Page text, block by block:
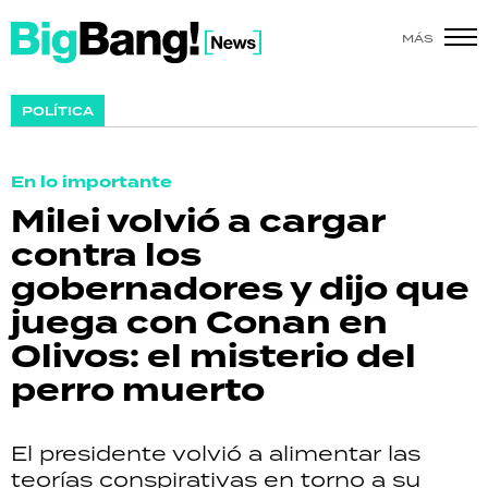
MÁS
POLÍTICA
En lo importante
Milei volvió a cargar
contra los
gobernadores y dijo que
juega con Conan en
Olivos: el misterio del
perro muerto
El presidente volvió a alimentar las
teorías conspirativas en torno a su
SHOW
ACTUALIDAD
POLICIALES
ECONOMÍA
GRAN HERMANO
SALUD
DEPORTES